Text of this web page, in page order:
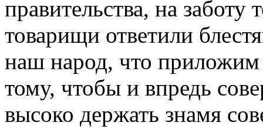
правительства, на
товарищи ответили
наш народ, что
тому, чтобы и впредь
высоко держать знамя